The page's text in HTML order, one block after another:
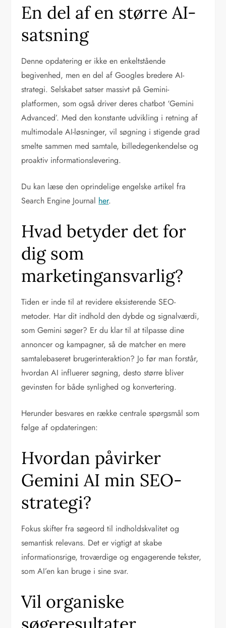
En del af en større AI-
satsning
Denne opdatering er ikke en enkeltstående
begivenhed, men en del af Googles bredere AI-
strategi. Selskabet satser massivt på Gemini-
platformen, som også driver deres chatbot ‘Gemini
Advanced’. Med den konstante udvikling i retning af
multimodale AI-løsninger, vil søgning i stigende grad
smelte sammen med samtale, billedegenkendelse og
proaktiv informationslevering.
Du kan læse den oprindelige engelske artikel fra
Search Engine Journal her.
Hvad betyder det for
dig som
marketingansvarlig?
Tiden er inde til at revidere eksisterende SEO-
metoder. Har dit indhold den dybde og signalværdi,
som Gemini søger? Er du klar til at tilpasse dine
annoncer og kampagner, så de matcher en mere
samtalebaseret brugerinteraktion? Jo før man forstår,
hvordan AI influerer søgning, desto større bliver
gevinsten for både synlighed og konvertering.
Herunder besvares en række centrale spørgsmål som
følge af opdateringen:
Hvordan påvirker
Gemini AI min SEO-
strategi?
Fokus skifter fra søgeord til indholdskvalitet og
semantisk relevans. Det er vigtigt at skabe
informationsrige, troværdige og engagerende tekster,
som AI’en kan bruge i sine svar.
Vil organiske